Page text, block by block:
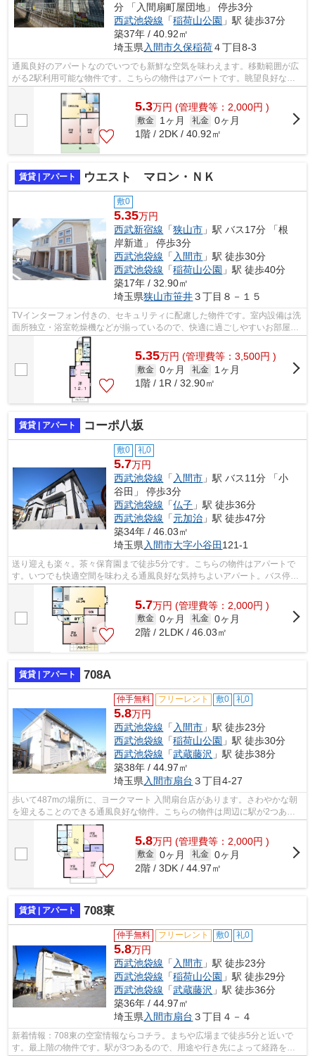
分 「入間扇町屋団地」 停歩3分
西武池袋線 「稲荷山公園 」駅 徒歩37分
築37年 / 40.92㎡
埼玉県 入間市久保稲荷４丁目8-3
通風良好のアパートなのでいつでも新鮮な空気を味わえます。移動範囲が広
がる2駅利用可能な物件です。こちらの物件はアパートです。眺望良好なア
パートです。入間市で新しい住環境をお...
5.3万円 (管理費等：2,000円 )
敷金 1ヶ月 礼金 0ヶ月
1階 / 2DK / 40.92㎡
賃貸 | アパート ウエスト マロン・ＮＫ
敷0
5.35万円
西武新宿線 「狭山市 」駅 バス17分 「根
岸新道」 停歩3分
西武池袋線 「 入間市 」駅 徒歩30分
西武池袋線 「稲荷山公園 」駅 徒歩40分
築17年 / 32.90㎡
埼玉県狭山市笹井３丁目８－１５
TVインターフォン付きの、セキュリティに配慮した物件です。室内設備は洗
面所独立・浴室乾燥機などが揃っているので、快適に過ごしやすいお部屋に
なります。学生さんのスクールライフ...
5.35万円 (管理費等：3,500円 )
敷金 0ヶ月 礼金
1ヶ月
1階 / 1R / 32.90㎡
賃貸 | アパート コーポ八坂
敷0 礼0
5.7万円
西武池袋線 「 入間市 」駅 バス11分 「小
谷田」 停歩3分
西武池袋線 「仏子 」駅 徒歩36分
西武池袋線 「元加治 」駅 徒歩47分
築34年 / 46.03㎡
埼玉県入間市大字小谷田 121-1
送り迎えも楽々。茶々保育園まで徒歩5分です。こちらの物件はアパートで
す。いつでも快適空間を味わえる通風良好な気持ちよいアパート。バス停徒
歩3分以内なので天気が悪い日も移動に...
5.7万円 (管理費等：2,000円 )
敷金 0ヶ月 礼金 0ヶ月
2階 / 2LDK / 46.03㎡
賃貸 | アパート 708A
仲手無料 フリーレント 敷0 礼0
5.8万円
西武池袋線 「 入間市 」駅 徒歩23分
西武池袋線 「稲荷山公園 」駅 徒歩30分
西武池袋線 「武蔵藤沢 」駅 徒歩38分
築38年 / 44.97㎡
埼玉県 入間市扇台 ３丁目4-27
歩いて487mの場所に、ヨークマート 入間扇台店があります。さわやかな朝
を迎えることのできる通風良好な物件。こちらの物件は周辺に駅が2つある
ので電車へのアクセスが便利な物件です...
5.8万円 (管理費等：2,000円 )
敷金 0ヶ月 礼金 0ヶ月
2階 / 3DK / 44.97㎡
賃貸 | アパート 708東
仲手無料 フリーレント 敷0 礼0
5.8万円
西武池袋線 「 入間市 」駅 徒歩23分
西武池袋線 「稲荷山公園 」駅 徒歩29分
西武池袋線 「武蔵藤沢 」駅 徒歩36分
築36年 / 44.97㎡
埼玉県 入間市扇台 ３丁目４－４
新着情報：708東の空室情報ならコチラ。まちや広場まで徒歩5分と近いで
す。最上階の物件です。駅が3つあるので、用途や行き先によって経路を選